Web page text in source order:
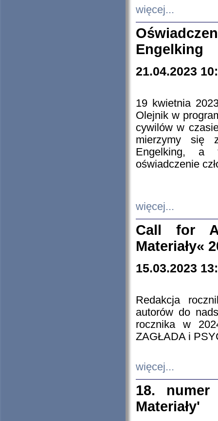
więcej...
Engelking
21.04.2023
19 kwietnia
Olejnik w
cywilów w
mierzymy się
Engelking, a
oświadczenie
więcej...
Call for
Materiały«
15.03.2023
Redakcja
autorów do
rocznika w
ZAGŁADA i
więcej...
18. numer
Materiały'